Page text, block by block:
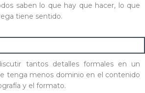
saben lo que hay que hacer, lo que
tiene sentido.
tantos detalles formales en un
tenga menos dominio en el contenido
y el formato.